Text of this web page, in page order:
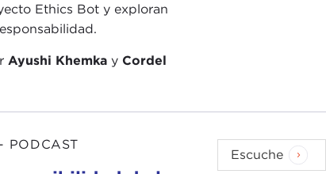
Ethics Bot y exploran
Ayushi Khemkay Cordel
- PODCAST
Escuche